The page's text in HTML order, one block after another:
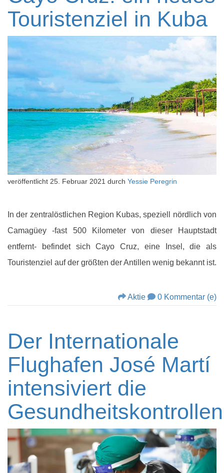
Touristenziel in Kuba
veröffentlicht 25. Februar 2021 durch Yessie Peregrin
In der zentralöstlichen Region Kubas, speziell nördlich von
Camagüey -fast 500 Kilometer von dieser Hauptstadt
entfernt- befindet sich Cayo Cruz, eine Insel, die als
Touristenziel auf der größten der Antillen wenig bekannt ist.
Aktie 0 Kommentar (e)
Der Internationale
Flughafen José Martí
intensiviert die
Gesundheitskontrollen